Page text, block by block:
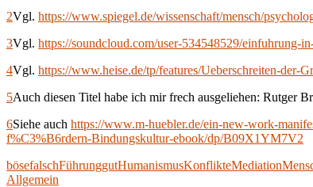
2Vgl. https://www.spiegel.de/wissenschaft/mensch/
3Vgl. https://soundcloud.com/user-534548529/einfuhrung-
4Vgl. https://www.heise.de/tp/features/Ueberschreiten-der-
5Auch diesen Titel habe ich mir frech ausgeliehen: Rutger
6Siehe auch https://www.m-huebler.de/ein-new-work-
f%C3%B6rdern-Bindungskultur-ebook/dp/B09X1YM7V2
bösefalschFührunggutHumanismusKonflikteMediation
Allgemein